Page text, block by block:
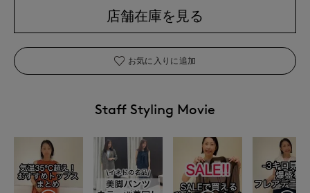
店舗在庫を見る
お気に入りに追加
Staff Styling Movie